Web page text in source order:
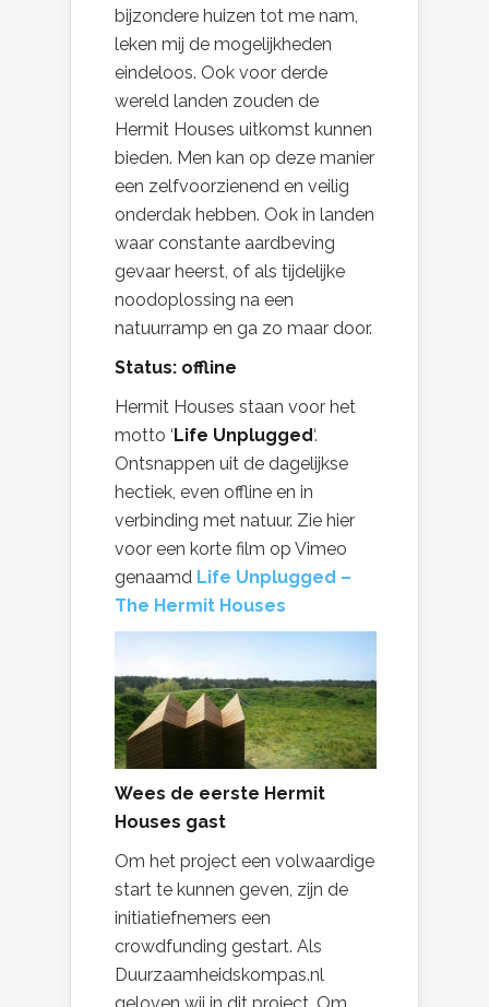
bijzondere huizen tot me nam,
leken mij de mogelijkheden
eindeloos. Ook voor derde
wereld landen zouden de
Hermit Houses uitkomst kunnen
bieden. Men kan op deze manier
een zelfvoorzienend en veilig
onderdak hebben. Ook in landen
waar constante aardbeving
gevaar heerst, of als tijdelijke
noodoplossing na een
natuurramp en ga zo maar door.
Status: offline
Hermit Houses staan voor het
motto ‘ Life Unplugged‘.
Ontsnappen uit de dagelijkse
hectiek, even offline en in
verbinding met natuur. Zie hier
voor een korte film op Vimeo
genaamd Life Unplugged –
The Hermit Houses
Wees de eerste Hermit
Houses gast
Om het project een volwaardige
start te kunnen geven, zijn de
initiatiefnemers een
crowdfunding gestart. Als
Duurzaamheidskompas.nl